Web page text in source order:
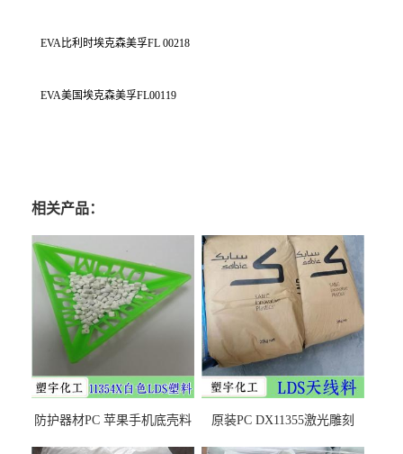
EVA 比利时埃克森美孚FL 00218
EVA美国埃克森美孚FL00119
相关产品：
防护器材PC 苹果手机底壳料
原装PC DX11355激光雕刻